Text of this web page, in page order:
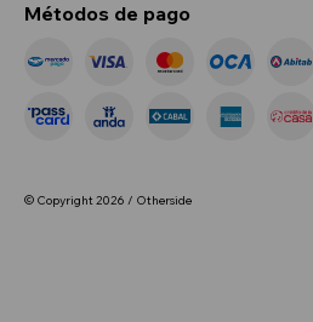
Métodos de pago
© Copyright 2026 / Otherside